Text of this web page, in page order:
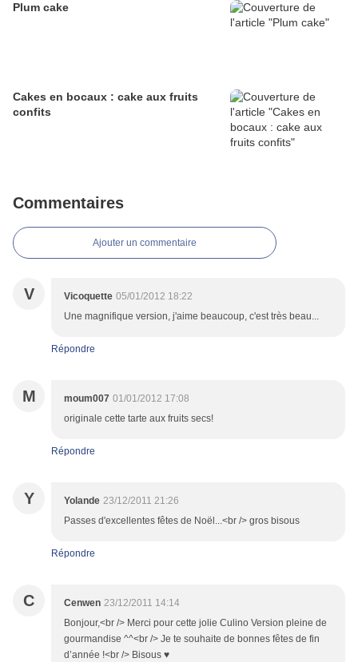
Plum cake
Cakes en bocaux : cake aux fruits
confits
Commentaires
Ajouter un commentaire
V Vicoquette 05/01/2012 18:22
Une magnifique version, j'aime beaucoup, c'est très beau...
Répondre
M moum007 01/01/2012 17:08
originale cette tarte aux fruits secs!
Répondre
Y Yolande 23/12/2011 21:26
Passes d'excellentes fêtes de Noël...<br /> gros bisous
Répondre
C Cenwen 23/12/2011 14:14
Bonjour,<br /> Merci pour cette jolie Culino Version pleine de
gourmandise ^^<br /> Je te souhaite de bonnes fêtes de fin
d’année !<br /> Bisous ♥